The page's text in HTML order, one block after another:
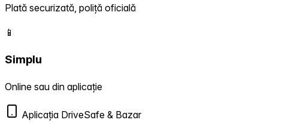
Plată securizată, poliță oficială
📱
Simplu
Online sau din aplicație
Aplicația DriveSafe & Bazar